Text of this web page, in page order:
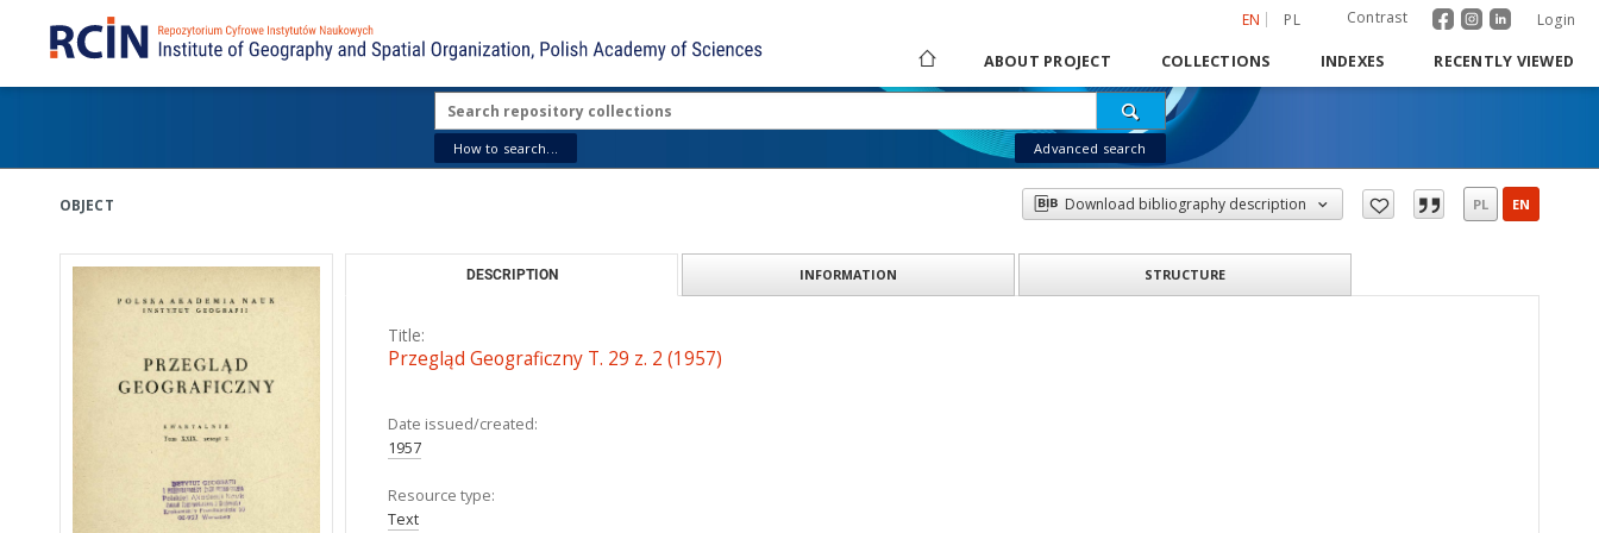
EN PL Contrast Login
ABOUT PROJECT COLLECTIONS INDEXES RECENTLY VIEWED
How to search... Advanced search
OBJECT Download bibliography description PL EN
DESCRIPTION INFORMATION STRUCTURE
Title:
Przegląd Geograficzny T. 29 z. 2 (1957)
Date issued/created:
1957
Resource type:
Text